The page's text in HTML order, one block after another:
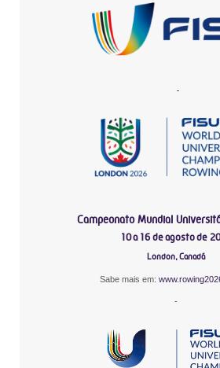
-
Campeonato Mundial
10 a 16 de agosto de
London, Canadá
Sabe mais em:
-